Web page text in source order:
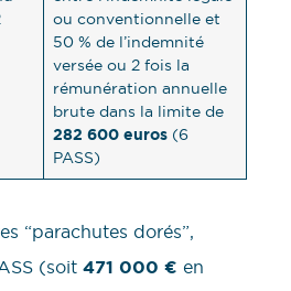
ou conventionnelle et
50 % de l’indemnité
versée ou 2 fois la
rémunération annuelle
brute dans la limite de
282 600 euros (6
PASS)
“parachutes dorés”,
(soit 471 000 € en